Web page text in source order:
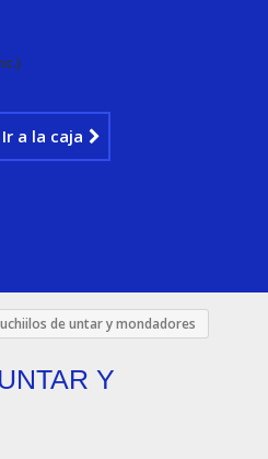
Ir a la caja
de untar y mondadores
Y